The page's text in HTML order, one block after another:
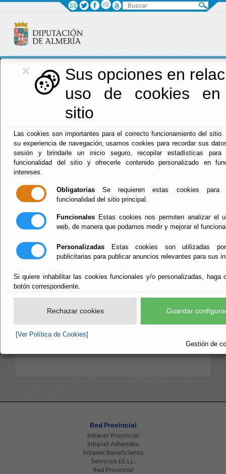
×
Sus opciones en
uso de cookies
sitio
Las cookies son importantes para el correcto funcionamiento del sitio.
su experiencia de navegación, usamos cookies para recordar sus
sesión y brindarle un inicio seguro, recopilar estadísticas para
funcionalidad del sitio y ofrecerle contenido personalizado en
intereses.
Obligatorias Se requieren estas cookies para
funcionalidad del sitio principal.
Funcionales Estas cookies nos permiten analizar el
web, de manera que podamos medir y mejorar el
Personalizadas Estas cookies son utilizadas por
publicitarias para publicar anuncios relevantes para sus
Si quiere inhabilitar las cookies funcionales y/o personalizadas, haga
botón correspondiente.
Rechazar cookies Guardar
[Ver Política de Cookies]
Gestión de
Diputación
Menú Diputación
MENORES DE LA DIPUTACIÓN
RELACIÓN DE
CONTRATOS
MENORES DE LA
DIPUTACIÓN
Escuchar
EJERCICIOS:
2025
2023
2022 2021
2020
2018
Red Provincial
Intranet Provincial
Intranet Adheridos
Intranet Beneficiarios
Servicios EE.LL.
Red Provincial
Buscar